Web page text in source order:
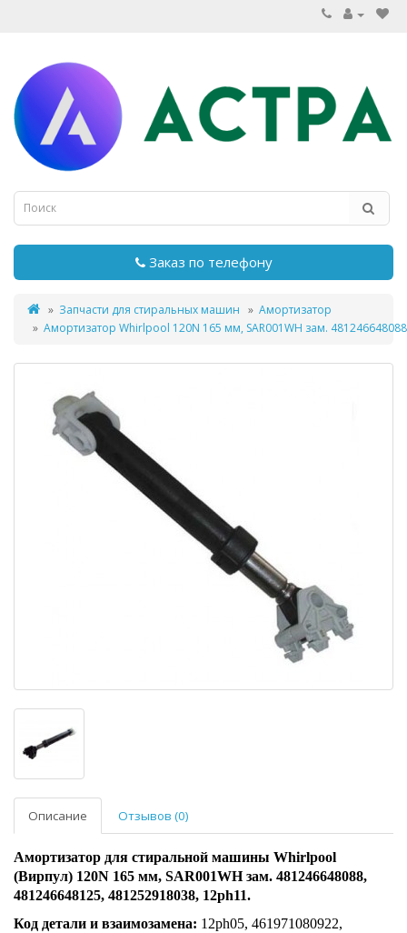
Заказ по телефону
Запчасти для стиральных машин
Амортизатор
Амортизатор Whirlpool 120N 165 мм, SAR001WH зам.
Описание Отзывов (0)
Амортизатор для стиральной машины Whirlpool
(Вирпул) 120N 165 мм, SAR001WH зам. 481246648088,
481246648125, 481252918038, 12ph11.
Код детали и взаимозамена: 12ph05, 461971080922,